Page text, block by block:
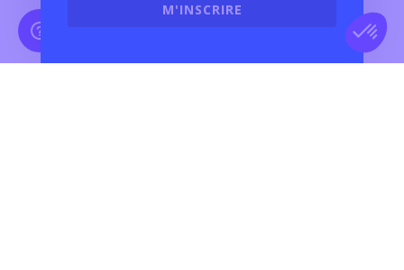
Contact
M'INSCRIRE